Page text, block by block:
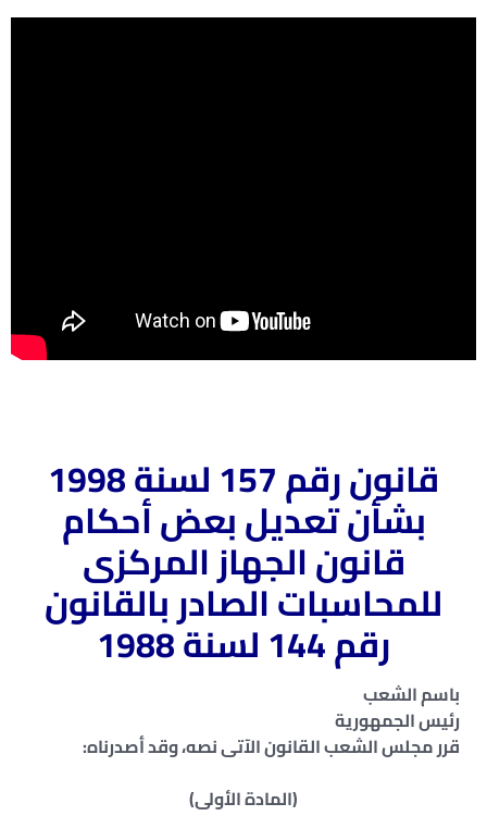
قانون رقم 157 لسنة 1998
بشأن تعديل بعض أحكام
قانون الجهاز المركزى
للمحاسباتالصادر بالقانون
رقم 144 لسنة 1988
باسم الشعب
رئيس الجمهورية
قرر مجلس الشعب القانون الآتى نصه، وقد أصدرناه:
(المادة الأولى)